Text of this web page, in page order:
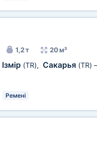
1,2 т 20 м³
Ізмір (TR), Сакарья (TR)
Ремені